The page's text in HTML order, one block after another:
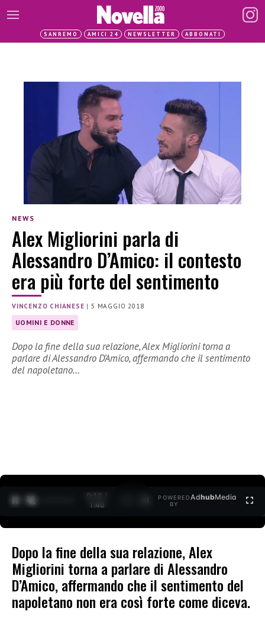
SANREMO AMICI 24 NEWSLETTER ABBONATI
NEWS
Alex Migliorini parla di
Alessandro D’Amico: il contesto
era più forte del sentimento
VINCENZO CHIANESE |5 MAGGIO 2018
UOMINI E DONNE
Dopo la fine della sua relazione, Alex Migliorini torna a
parlare di Alessandro D’Amico, affermando che il sentimento
del napoletano…
0:12 /
1:40
POWERED
BY
AdhubMedia
Dopo la fine della sua relazione, Alex
Migliorini torna a parlare di Alessandro
D’Amico, affermando che il sentimento del
napoletano non era così forte come diceva.